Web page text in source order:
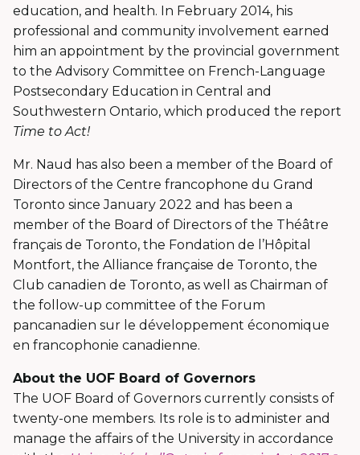
education, and health. In February 2014, his
professional and community involvement earned
him an appointment by the provincial government
to the Advisory Committee on French-Language
Postsecondary Education in Central and
Southwestern Ontario, which produced the report
Time to Act!
Mr. Naud has also been a member of the Board of
Directors of the Centre francophone du Grand
Toronto since January 2022 and has been a
member of the Board of Directors of the Théâtre
français de Toronto, the Fondation de l’Hôpital
Montfort, the Alliance française de Toronto, the
Club canadien de Toronto, as well as Chairman of
the follow-up committee of the Forum
pancanadien sur le développement économique
en francophonie canadienne.
About the UOF Board of Governors
The UOF Board of Governors currently consists of
twenty-one members. Its role is to administer and
manage the affairs of the University in accordance